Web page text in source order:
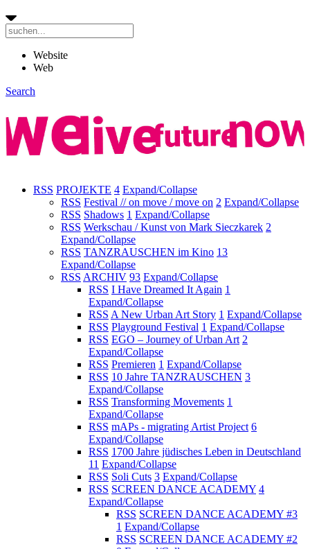
Website
Web
Search
RSS PROJEKTE 4 Expand/Collapse
RSS Festival // on move / move on 2 Expand/Collapse
RSS Shadows 1 Expand/Collapse
RSS Werkschau / Kunst von Mark Sieczkarek 2
Expand/Collapse
RSS TANZRAUSCHEN im Kino 13
Expand/Collapse
RSS ARCHIV 93 Expand/Collapse
RSS I Have Dreamed It Again 1
Expand/Collapse
RSS A New Urban Art Story 1 Expand/Collapse
RSS Playground Festival 1 Expand/Collapse
RSS EGO – Journey of Urban Art 2
Expand/Collapse
RSS Premieren 1 Expand/Collapse
RSS 10 Jahre TANZRAUSCHEN 3
Expand/Collapse
RSS Transforming Movements 1
Expand/Collapse
RSS mAPs - migrating Artist Project 6
Expand/Collapse
RSS 1700 Jahre jüdisches Leben in Deutschland
11 Expand/Collapse
RSS Soli Cuts 3 Expand/Collapse
RSS SCREEN DANCE ACADEMY 4
Expand/Collapse
RSS SCREEN DANCE ACADEMY #3
1 Expand/Collapse
RSS SCREEN DANCE ACADEMY #2